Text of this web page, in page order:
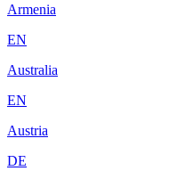
Armenia
EN
Australia
EN
Austria
DE